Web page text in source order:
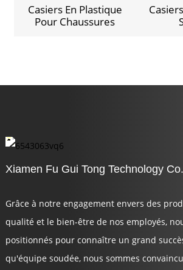
Casiers En Plastique
Pour Chaussures
Xiamen Fu Gui Tong Technology
Grâce à notre engagement envers des
qualité et le bien-être de nos employés,
positionnés pour connaître un grand
qu'équipe soudée, nous sommes